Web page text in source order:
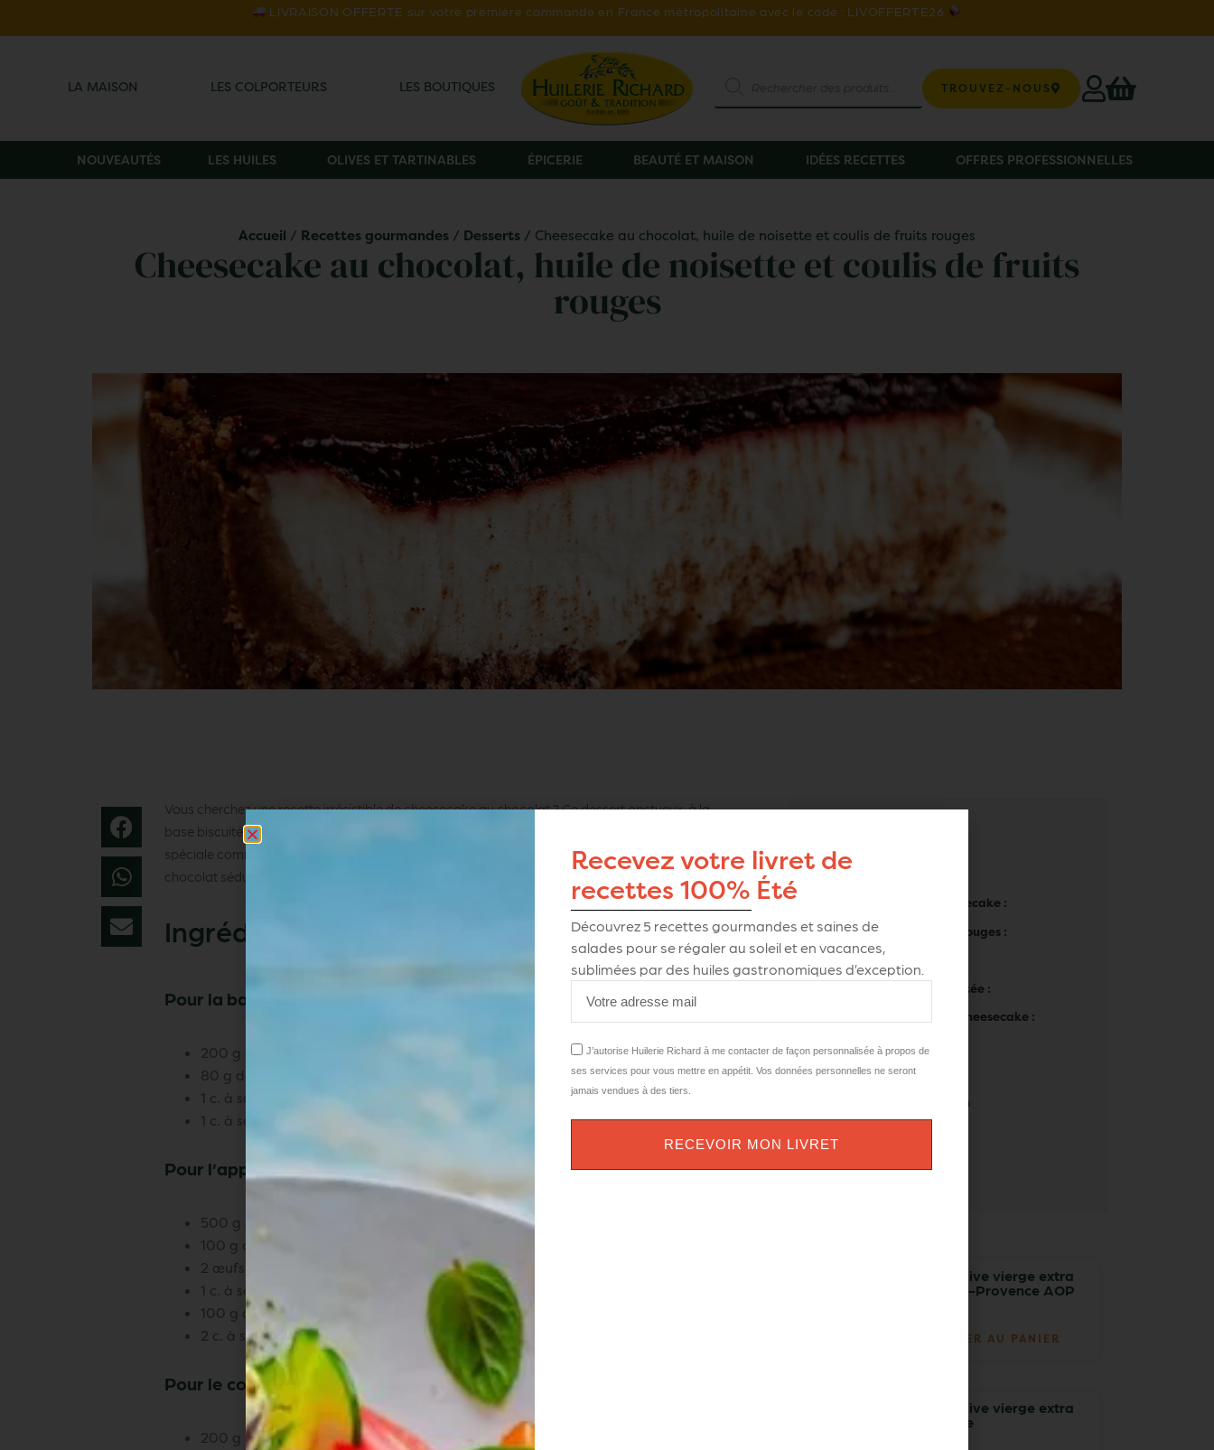
LIVRAISON OFFERTE sur votre première commande en France métropolitaine avec le code : LIVOFFERTE26
LA MAISON LES COLPORTEURS LES BOUTIQUES TROUVEZ-NOUS
NOUVEAUTÉS LES HUILES OLIVES ET TARTINABLES ÉPICERIE BEAUTÉ ET MAISON IDÉES RECETTES OFFRES PROFESSIONNELLES
Accueil / Recettes gourmandes / Desserts / Cheesecake au chocolat, huile de noisette et coulis de fruits rouges
Cheesecake au chocolat, huile de noisette et coulis de fruits
rouges
Vous cherchez une recette irrésistible de cheesecake au chocolat ? Ce dessert onctueux, à la
base biscuitée croustillante et au cœur fondant au chocolat, est parfait pour une occasion
spéciale comme la Saint-Valentin. Facile à réaliser et ultra-gourmand, ce cheesecake au
chocolat séduira tous les amateurs de douceurs chocolatées.
Ingrédients
Pour la base biscuitée :
200 g de biscuits au chocolat (type spéculoos ou sablés au cacao)
80 g de beurre fondu
1 c. à soupe de cacao en poudre non sucré
1 c. à soupe d’huile de noisette
Pour l’appareil à cheesecake :
500 g de fromage frais (Philadelphia, mascarpone ou ricotta)
100 g de sucre
2 œufs
1 c. à soupe d’extrait de vanille
100 g de chocolat blanc fondu
2 c. à soupe d’huile de noisette
Pour le coulis de fruits rouges :
200 g de fruits rouges (framboises, mûres, myrtilles…)
Pour la base biscuitée :
Pour l’appareil à cheesecake :
Pour le coulis de fruits rouges :
Préparations
Préparer la base biscuitée :
Préparer l’appareil à cheesecake :
Cuire le cheesecake :
Cuire le cheesecake :
Dressage et dégustation
Huile d’olive vierge extra
de Haute-Provence AOP
AJOUTER AU PANIER
Huile d’olive vierge extra
de France
Recevez votre livret de
recettes 100% Été
Découvrez 5 recettes gourmandes et saines de
salades pour se régaler au soleil et en vacances,
sublimées par des huiles gastronomiques d’exception.
J’autorise Huilerie Richard à me contacter de façon personnalisée à propos de
ses services pour vous mettre en appétit. Vos données personnelles ne seront
jamais vendues à des tiers.
RECEVOIR MON LIVRET